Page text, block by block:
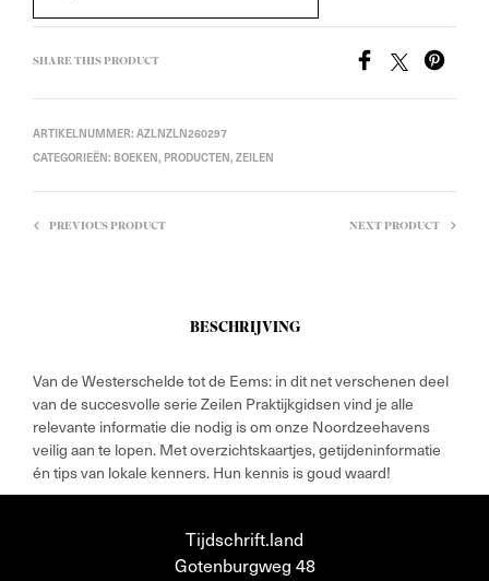
SHARE THIS PRODUCT
ARTIKELNUMMER: AZLNZLN260297
CATEGORIEËN: BOEKEN, PRODUCTEN, ZEILEN
PREVIOUS PRODUCT NEXT PRODUCT
BESCHRIJVING
Van de Westerschelde tot de Eems: in dit net verschenen deel
van de succesvolle serie Zeilen Praktijkgidsen vind je alle
relevante informatie die nodig is om onze Noordzeehavens
veilig aan te lopen. Met overzichtskaartjes, getijdeninformatie
én tips van lokale kenners. Hun kennis is goud waard!
Tijdschrift.land
Gotenburgweg 48